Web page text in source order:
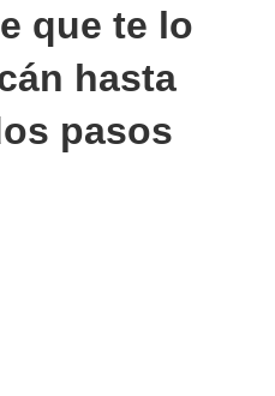
que te lo
hasta
pasos